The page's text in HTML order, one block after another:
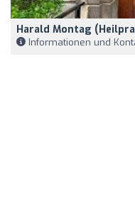
Harald Montag
Informationen und